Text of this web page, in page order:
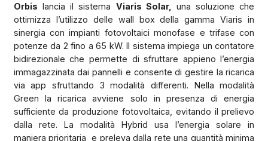
Orbis lancia il sistema Viaris Solar,
una soluzione che
ottimizza l’utilizzo delle wall box della gamma Viaris in
sinergia con impianti fotovoltaici monofase e trifase con
potenze da 2 fino a 65 kW. Il sistema impiega un contatore
bidirezionale che permette di sfruttare appieno l’energia
immagazzinata dai pannelli e consente di gestire la ricarica
via app sfruttando 3 modalità differenti. Nella modalità
Green la ricarica avviene solo in presenza di energia
sufficiente da produzione fotovoltaica, evitando il prelievo
dalla rete. La modalità Hybrid usa l’energia solare in
maniera prioritaria
e preleva dalla rete una quantità minima